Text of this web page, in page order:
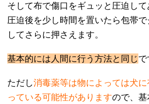
そして布で傷口をギュッと圧迫して
圧迫後を少し時間を置いたら包帯
してさらに押さえます。
基本的には人間に行う方法と同じで
ただし消毒薬等は物によっては犬
っている可能性がありますので、